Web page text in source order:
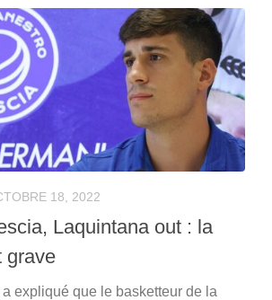
18, 2022
Laquintana out : la
grave
expliqué que le basketteur de la